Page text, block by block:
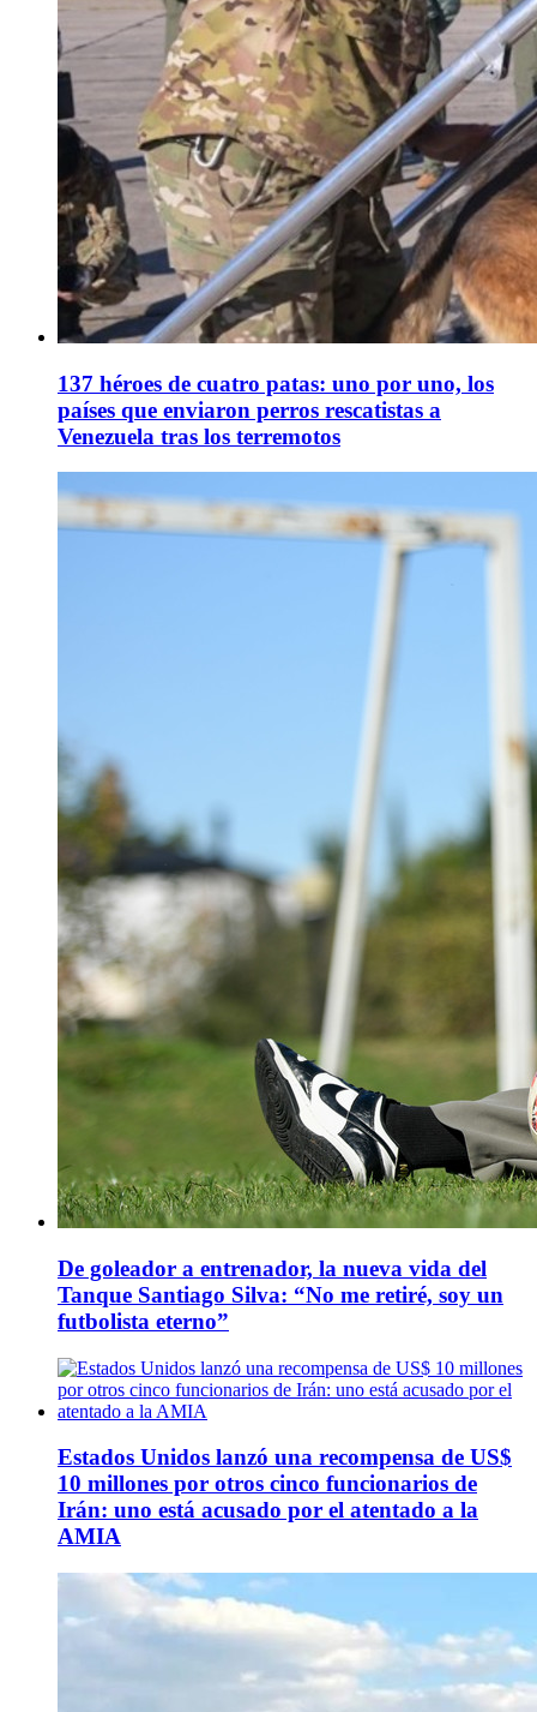
137 héroes de cuatro patas: uno por uno, los
países que enviaron perros rescatistas a
Venezuela tras los terremotos
De goleador a entrenador, la nueva vida del
Tanque Santiago Silva: “No me retiré, soy un
futbolista eterno”
Estados Unidos lanzó una recompensa de US$
10 millones por otros cinco funcionarios de
Irán: uno está acusado por el atentado a la
AMIA